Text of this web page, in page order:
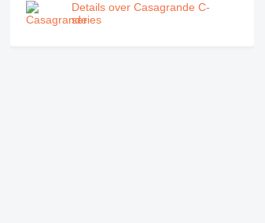
Details over Casagrande C-
series